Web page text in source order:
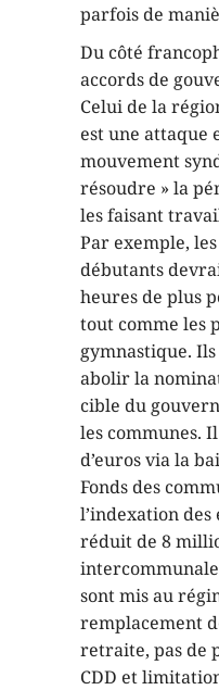
parfois de
Du côté
accords de
Celui de la
est une attaque
mouvement
résoudre » la
les faisant
Par exemple,
débutants
heures de plus
tout comme les
gymnastique.
abolir la
cible du
les communes.
d’euros via la
Fonds des
l’indexation
réduit de 8
sont mis au
remplacement
retraite, pas de
CDD et